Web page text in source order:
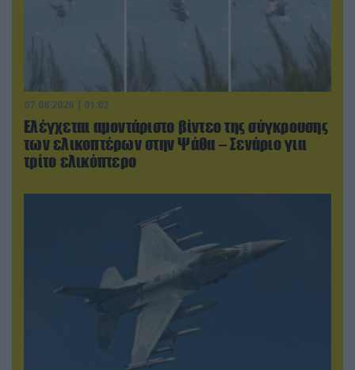
07.08.2026 | 01:02
Ελέγχεται αμοντάριστο βίντεο της σύγκρουσης
των ελικοπτέρων στην Ψάθα – Σενάριο για
τρίτο ελικόπτερο